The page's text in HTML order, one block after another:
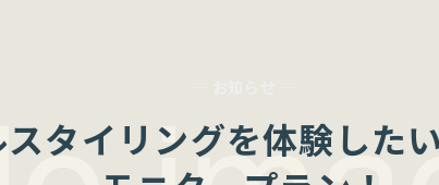
タイリングを体験した